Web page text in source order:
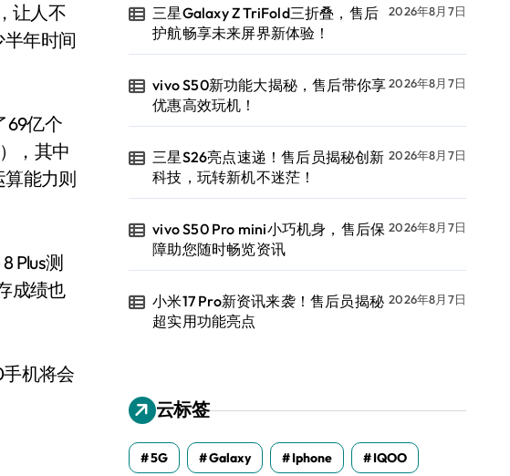
让人不
年时间
69亿个
，其中
算能力则
Plus测
成绩也
机将会
三星Galaxy Z TriFold三折叠，售后
护航畅享未来屏界新体验！
2026年8月7日
vivo S50新功能大揭秘，售后带你享
优惠高效玩机！
2026年8月7日
三星S26亮点速递！售后员揭秘创新
科技，玩转新机不迷茫！
2026年8月7日
vivo S50 Pro mini小巧机身，售后保
障助您随时畅览资讯
2026年8月7日
小米17 Pro新资讯来袭！售后员揭秘
超实用功能亮点
2026年8月7日
云标签
5G Galaxy Iphone IQOO